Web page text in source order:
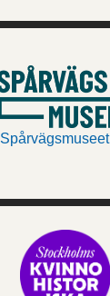
Spårvägsmuseet